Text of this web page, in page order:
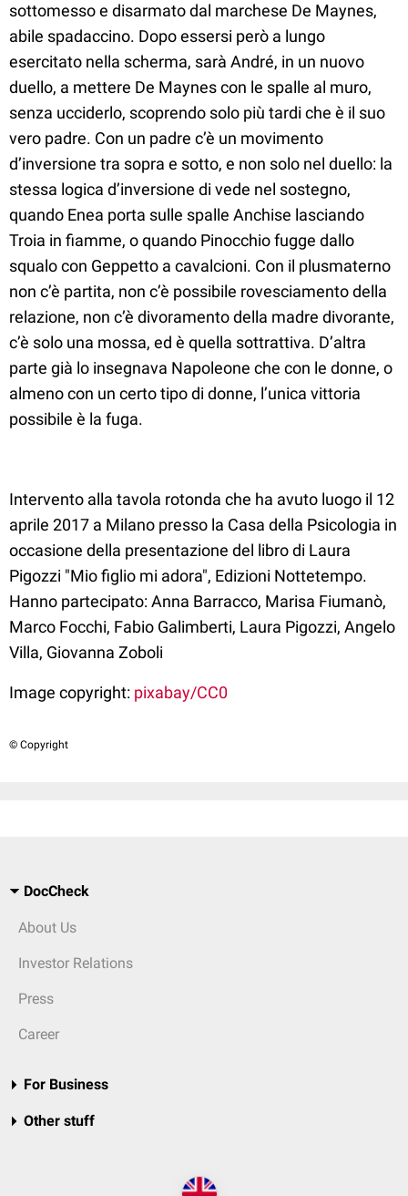
sottomesso e disarmato dal marchese De Maynes,
abile spadaccino. Dopo essersi però a lungo
esercitato nella scherma, sarà André, in un nuovo
duello, a mettere De Maynes con le spalle al muro,
senza ucciderlo, scoprendo solo più tardi che è il suo
vero padre. Con un padre c’è un movimento
d’inversione tra sopra e sotto, e non solo nel duello: la
stessa logica d’inversione di vede nel sostegno,
quando Enea porta sulle spalle Anchise lasciando
Troia in fiamme, o quando Pinocchio fugge dallo
squalo con Geppetto a cavalcioni. Con il plusmaterno
non c’è partita, non c’è possibile rovesciamento della
relazione, non c’è divoramento della madre divorante,
c’è solo una mossa, ed è quella sottrattiva. D’altra
parte già lo insegnava Napoleone che con le donne, o
almeno con un certo tipo di donne, l’unica vittoria
possibile è la fuga.
Intervento alla tavola rotonda che ha avuto luogo il 12
aprile 2017 a Milano presso la Casa della Psicologia in
occasione della presentazione del libro di Laura
Pigozzi "Mio figlio mi adora", Edizioni Nottetempo.
Hanno partecipato: Anna Barracco, Marisa Fiumanò,
Marco Focchi, Fabio Galimberti, Laura Pigozzi, Angelo
Villa, Giovanna Zoboli
Image copyright: pixabay/CC0
© Copyright
DocCheck
About Us
Investor Relations
Press
Career
For Business
Other stuff